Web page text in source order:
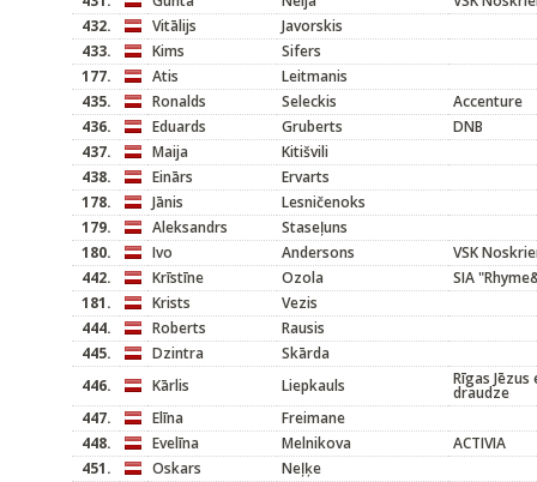
432.
Vitālijs
Javorskis
433.
Kims
Sifers
177.
Atis
Leitmanis
435.
Ronalds Seleckis
Accenture
436.
Eduards Gruberts
DNB
437.
Maija
Kitišvili
438.
Einārs
Ervarts
178.
Jānis
Lesničenoks
179.
Aleksandrs
Staseļuns
180.
Ivo Andersons
VSK
442.
Krīstīne Ozola
SIA
181.
Krists
Vezis
444.
Roberts
Rausis
445.
Dzintra
Skārda
446.
Kārlis Liepkauls Rīgas
draudze
447.
Elīna
Freimane
448.
Evelīna Melnikova
ACTIVIA
451.
Oskars
Neļķe